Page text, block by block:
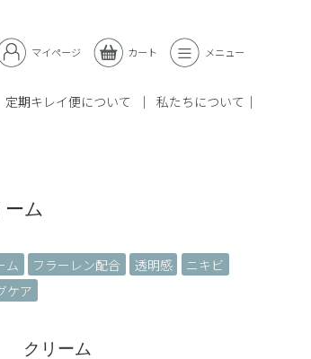
マイページ カート メニュー
定期キレイ便について 私たちについて
ム
ム フラーレン配合 透明感
ニキビ
ケア
クリーム